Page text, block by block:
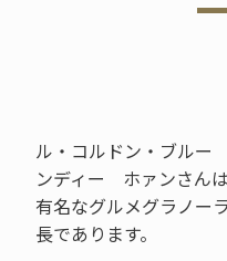
ル・コルドン・ブルー
ンディー ホァンさん
有名なグルメグラノー
長であります。